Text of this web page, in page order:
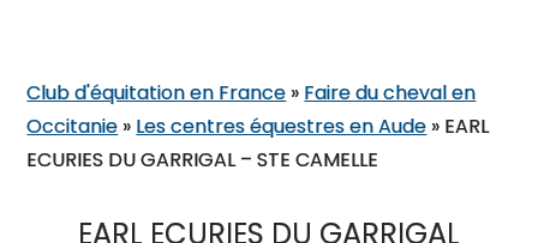
Club d'équitation en France » Faire du cheval en
Occitanie » Les centres équestres en Aude » EARL
ECURIES DU GARRIGAL – STE CAMELLE
EARL ECURIES DU GARRIGAL